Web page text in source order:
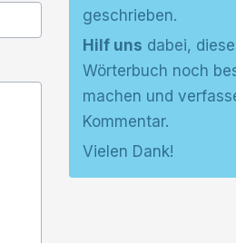
geschrieben.
Hilf uns dabei,
Wörterbuch noch
machen und
Kommentar.
Vielen Dank!